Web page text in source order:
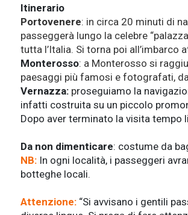
Itinerario
Portovenere: in circa 20 minuti di
passeggerà lungo la celebre
tutta l’Italia. Si torna poi all’imbarco
Monterosso: a Monterosso si
paesaggi più famosi e fotografati,
Vernazza:proseguiamo la
infatti costruita su un piccolo
Dopo aver terminato la visita tempo
Da non dimenticare: costume da
NB:In ogni località, i passeggeri
botteghe locali.
Attenzione: “Si avvisano i gentili